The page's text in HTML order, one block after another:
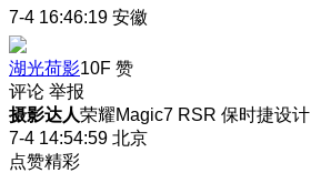
7-4 16:46:19 安徽
湖光荷影10F 赞
评论 举报
摄影达人荣耀Magic7 RSR 保时捷设计
7-4 14:54:59 北京
点赞精彩